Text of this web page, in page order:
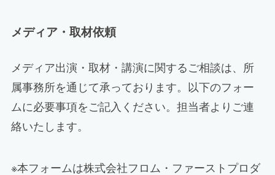
メディア・取材依頼
メディア出演・取材・講演に関するご相談は、所
属事務所を通じて承っております。以下のフォー
ムに必要事項をご記入ください。担当者よりご連
絡いたします。
※本フォームは株式会社フロム・ファーストプロダ